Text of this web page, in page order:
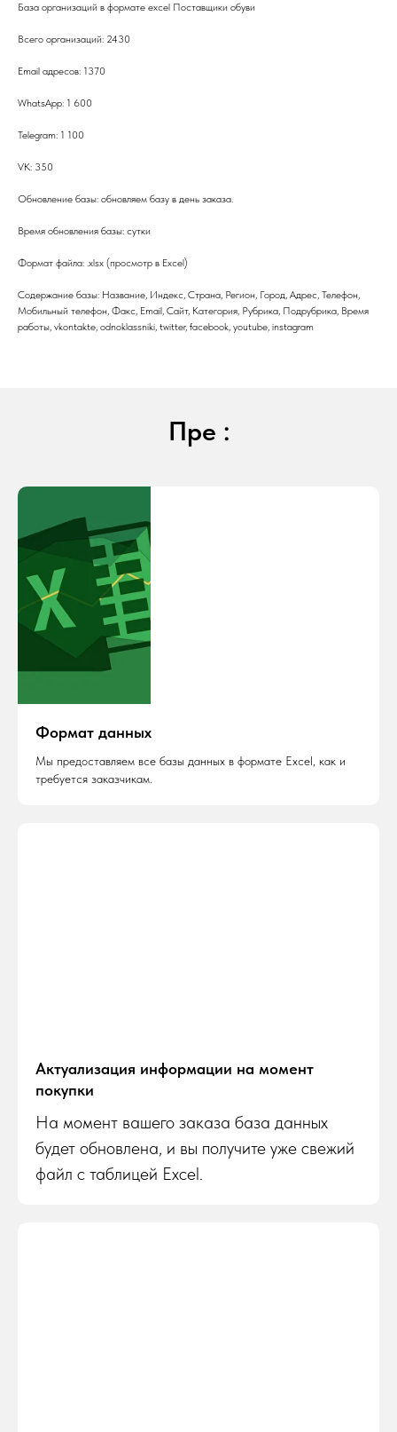
База организаций в формате excel Поставщики обуви
Всего организаций: 2430
Email адресов: 1370
WhatsApp: 1 600
Telegram: 1 100
VK: 350
Обновление базы: обновляем базу в день заказа.
Время обновления базы: сутки
Формат файла: .xlsx (просмотр в Excel)
Содержание базы: Название, Индекс, Страна, Регион, Город, Адрес, Телефон,
Мобильный телефон, Факс, Email, Сайт, Категория, Рубрика, Подрубрика, Время
работы, vkontakte, odnoklassniki, twitter, facebook, youtube, instagram
Пре :
Формат данных
Мы предоставляем все базы данных в формате Excel, как и
требуется заказчикам.
Актуализация информации на момент
покупки
На момент вашего заказа база данных
будет обновлена, и вы получите уже свежий
файл с таблицей Excel.